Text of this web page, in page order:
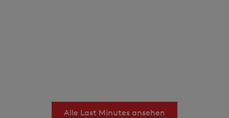
Alle Last Minutes ansehen